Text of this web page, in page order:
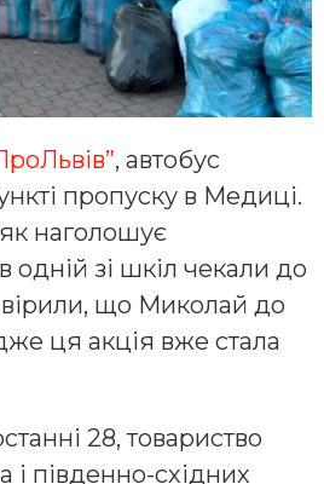
, автобус
пропуску в Медиці.
наголошує
одній зі шкіл чекали до
що Миколай до
ця акція вже стала
28, товариство
і південно-східних